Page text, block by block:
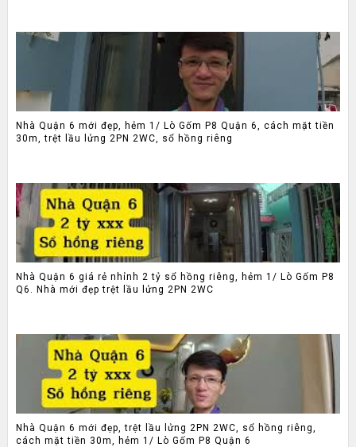
Nhà Quận 6 mới đẹp, hẻm 1/ Lò Gốm P8 Quận 6, cách mặt tiền
30m, trệt lầu lửng 2PN 2WC, sổ hồng riêng
Nhà Quận 6 giá rẻ nhỉnh 2 tỷ sổ hồng riêng, hẻm 1/ Lò Gốm P8
Q6. Nhà mới đẹp trệt lầu lửng 2PN 2WC
Nhà Quận 6 mới đẹp, trệt lầu lửng 2PN 2WC, sổ hồng riêng,
cách mặt tiền 30m, hẻm 1/ Lò Gốm P8 Quận 6